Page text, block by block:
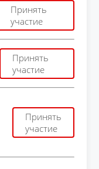
Принять
участие
Принять
участие
Принять
участие